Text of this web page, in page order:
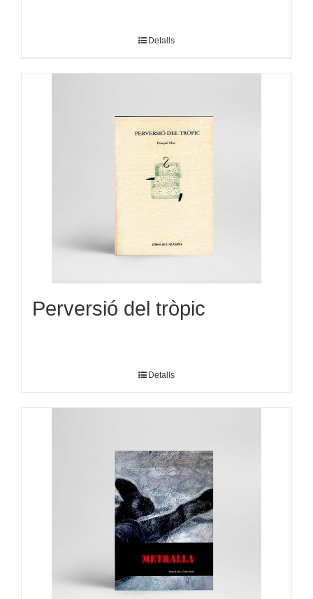
Detalls
Perversió del tròpic
Detalls